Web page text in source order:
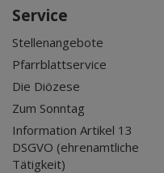
Service
Stellenangebote
Pfarrblattservice
Die Diözese
Zum Sonntag
Information Artikel 13
DSGVO (ehrenamtliche
Tätigkeit)